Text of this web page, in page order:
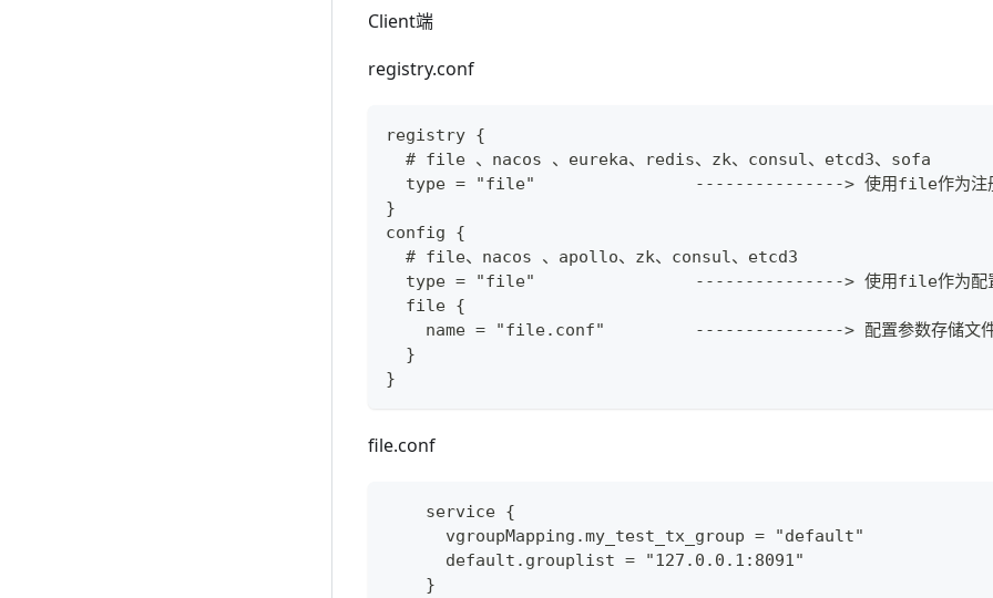
Client端
registry.conf
registry {
  # file 、nacos 、eureka、redis、zk、consul、etcd3、sofa
type = "file"                ---------------> 使用file作为注
}
config {
  # file、nacos 、apollo、zk、consul、etcd3
type = "file"                ---------------> 使用file作为配
  file {
name = "file.conf"         ---------------> 配置参数存储文
  }
}
file.conf
    service {
      vgroupMapping.my_test_tx_group = "default"
      default.grouplist = "127.0.0.1:8091"
    }